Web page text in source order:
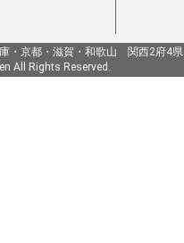
・京都・滋賀・和歌山 関西2府4県
All Rights Reserved.